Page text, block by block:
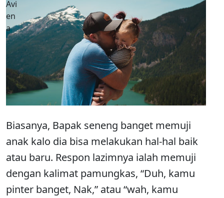
Biasanya, Bapak seneng banget memuji
anak kalo dia bisa melakukan hal-hal baik
atau baru. Respon lazimnya ialah memuji
dengan kalimat pamungkas, “Duh, kamu
pinter banget, Nak,” atau “wah, kamu